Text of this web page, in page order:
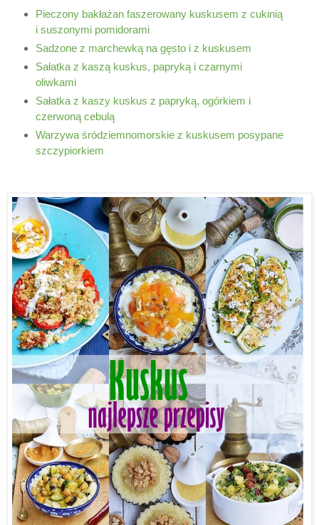
Pieczony bakłażan faszerowany kuskusem z cukinią
i suszonymi pomidorami
Sadzone z marchewką na gęsto i z kuskusem
Sałatka z kaszą kuskus, papryką i czarnymi
oliwkami
Sałatka z kaszy kuskus z papryką, ogórkiem i
czerwoną cebulą
Warzywa śródziemnomorskie z kuskusem posypane
szczypiorkiem